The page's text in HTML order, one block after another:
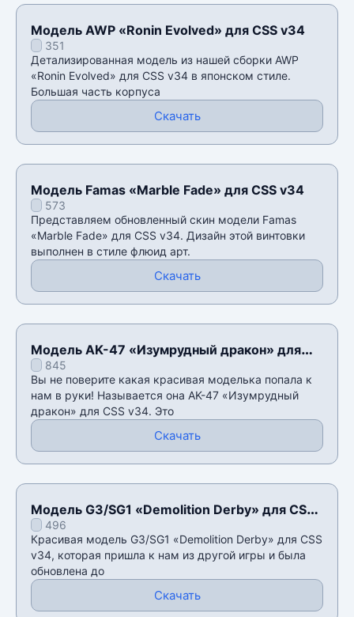
Модель AWP «Ronin Evolved» для CSS v34
351
Детализированная модель из нашей сборки AWP
«Ronin Evolved» для CSS v34 в японском стиле.
Большая часть корпуса
Скачать
Модель Famas «Marble Fade» для CSS v34
573
Представляем обновленный скин модели Famas
«Marble Fade» для CSS v34. Дизайн этой винтовки
выполнен в стиле флюид арт.
Скачать
Модель AK-47 «Изумрудный дракон» для
CSS v34
845
Вы не поверите какая красивая моделька попала к
нам в руки! Называется она AK-47 «Изумрудный
дракон» для CSS v34. Это
Скачать
Модель G3/SG1 «Demolition Derby» для CSS
v34496
Красивая модель G3/SG1 «Demolition Derby» для CSS
v34, которая пришла к нам из другой игры и была
обновлена до
Скачать